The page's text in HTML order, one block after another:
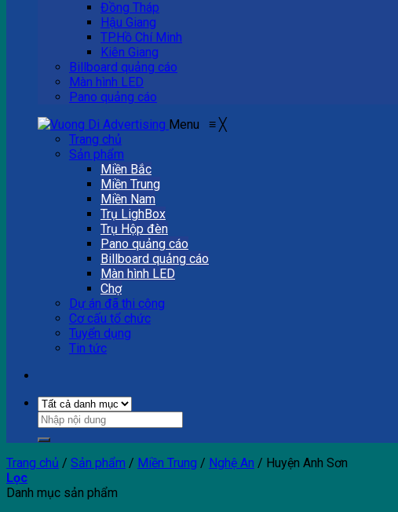
Đồng Tháp
Hậu Giang
TP.Hồ Chí Minh
Kiên Giang
Billboard quảng cáo
Màn hình LED
Pano quảng cáo
Menu ≡ ╳
Trang chủ
Sản phẩm
Miền Bắc
Miền Trung
Miền Nam
Trụ LighBox
Trụ Hộp đèn
Pano quảng cáo
Billboard quảng cáo
Màn hình LED
Chợ
Dự án đã thi công
Cơ cấu tổ chức
Tuyển dụng
Tin tức
Trang chủ / Sản phẩm / Miền Trung / Nghệ An / Huyện Anh Sơn
Lọc
Danh mục sản phẩm